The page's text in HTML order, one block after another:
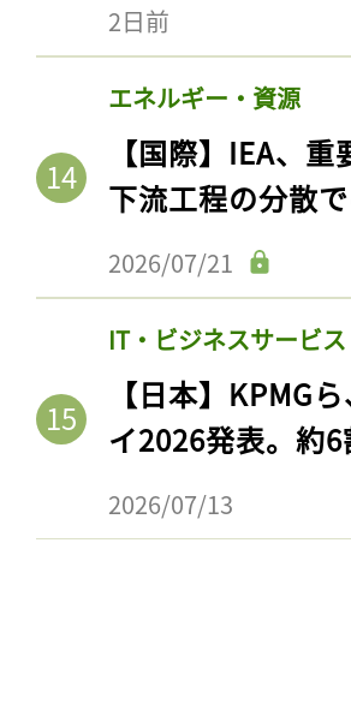
2日前
エネルギー・資源
【国際】IEA、
下流工程の分散
2026/07/21
IT・ビジネスサービス
【日本】KPMG
イ2026発表。約
2026/07/13